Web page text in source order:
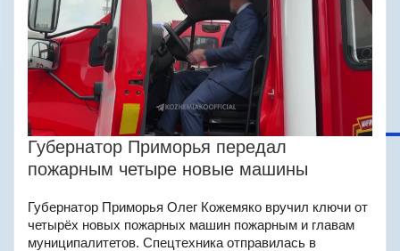
Губернатор Приморья передал
пожарным четыре новые машины
Губернатор Приморья Олег Кожемяко вручил ключи от
четырёх новых пожарных машин пожарным и главам
муниципалитетов. Спецтехника отправилась в